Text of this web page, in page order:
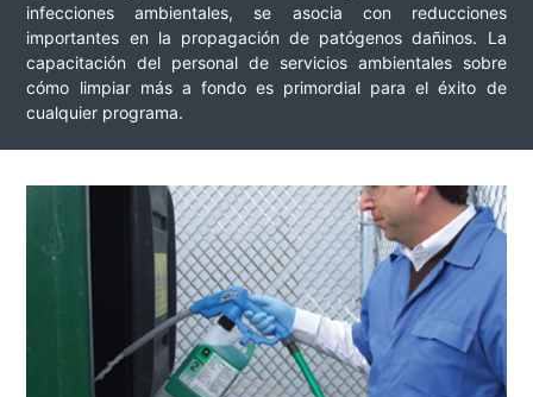
infecciones ambientales, se asocia con reducciones
importantes en la propagación de patógenos dañinos. La
capacitación del personal de servicios ambientales sobre
cómo limpiar más a fondo es primordial para el éxito de
cualquier programa.